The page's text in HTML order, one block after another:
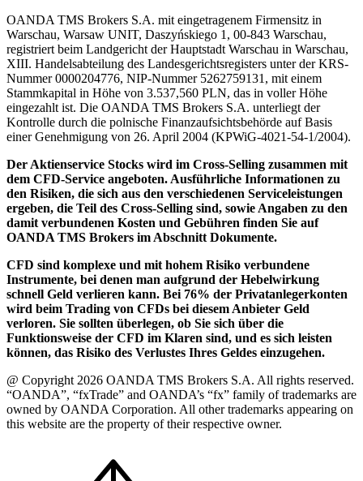
OANDA TMS Brokers S.A. mit eingetragenem Firmensitz in
Warschau, Warsaw UNIT, Daszyńskiego 1, 00-843 Warschau,
registriert beim Landgericht der Hauptstadt Warschau in Warschau,
XIII. Handelsabteilung des Landesgerichtsregisters unter der KRS-
Nummer 0000204776, NIP-Nummer 5262759131, mit einem
Stammkapital in Höhe von 3.537,560 PLN, das in voller Höhe
eingezahlt ist. Die OANDA TMS Brokers S.A. unterliegt der
Kontrolle durch die polnische Finanzaufsichtsbehörde auf Basis
einer Genehmigung von 26. April 2004 (KPWiG-4021-54-1/2004).
Der Aktienservice Stocks wird im Cross-Selling zusammen mit
dem CFD-Service angeboten. Ausführliche Informationen zu
den Risiken, die sich aus den verschiedenen Serviceleistungen
ergeben, die Teil des Cross-Selling sind, sowie Angaben zu den
damit verbundenen Kosten und Gebühren finden Sie auf
OANDA TMS Brokers im Abschnitt Dokumente.
CFD sind komplexe und mit hohem Risiko verbundene
Instrumente, bei denen man aufgrund der Hebelwirkung
schnell Geld verlieren kann. Bei 76% der Privatanlegerkonten
wird beim Trading von CFDs bei diesem Anbieter Geld
verloren. Sie sollten überlegen, ob Sie sich über die
Funktionsweise der CFD im Klaren sind, und es sich leisten
können, das Risiko des Verlustes Ihres Geldes einzugehen.
@ Copyright 2026 OANDA TMS Brokers S.A. All rights reserved.
“OANDA”, “fxTrade” and OANDA’s “fx” family of trademarks are
owned by OANDA Corporation. All other trademarks appearing on
this website are the property of their respective owner.